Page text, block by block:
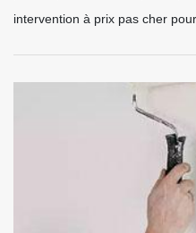
intervention à prix pas cher